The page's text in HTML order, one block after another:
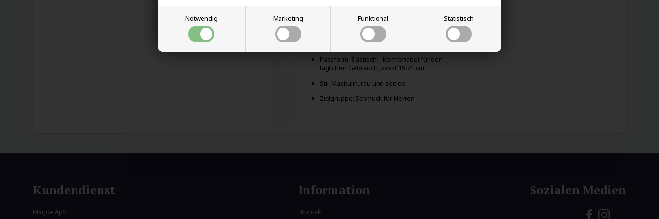
Notwendig Marketing Funktional Statistisch
Perlen: Blackstone, Lavaperlen und Hämatit
Perlengröße: 8 mm
Farbe: Schwarz mit metallgrauen Details
Passform: Elastisch – komfortabel für den
täglichen Gebrauch, passt 19-21 cm
Stil: Maskulin, rau und zeitlos
Zielgruppe: Schmuck für Herren
Kundendienst
Marjoe ApS
Information
Kontakt
Sozialen Medien